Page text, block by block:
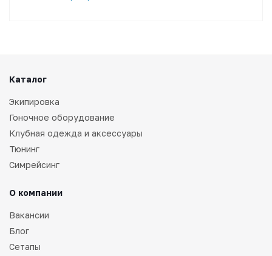
Каталог
Экипировка
Гоночное оборудование
Клубная одежда и аксессуары
Тюнинг
Симрейсинг
О компании
Вакансии
Блог
Сетапы